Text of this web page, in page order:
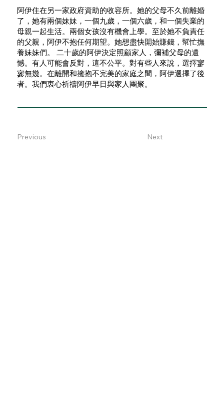
阿伊住在另一家政府資助的收容所。她的父母不久前離婚
了，她有兩個妹妹，一個九歲，一個六歲，和一個失業的
母親一起生活。兩個女孩沒有機會上學。至於她不負責任
的父親，阿伊不抱任何期望。她想盡快開始賺錢，幫忙撫
養妹妹們。 二十歲的阿伊決定照顧家人，彌補父母的遺
憾。有人可能會反對，這不公平。對有些人來說，選擇寥
寥無幾。在離開和擁抱不完美的家庭之間，阿伊選擇了後
者。我們衷心祈禱阿伊早日與家人團聚。
Previous Next